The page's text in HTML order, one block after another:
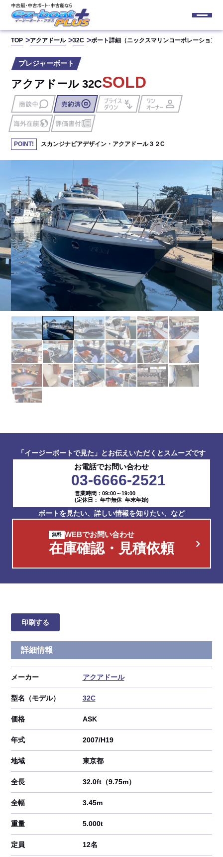
TOP アクアドール 32C ボート詳細（ニックスマリンコーポレーション
プレジャーボート
アクアドール 32CSOLD
スカンジナビアデザイン・アクアドール３２C
「イージーボートで見た」とお伝えいただくとスムーズです
お電話でお問い合わせ
03-6666-2521
営業時間：09:00～19:00
(定休日： 年中無休 年末年始)
ボートを見たい、詳しい情報を知りたい、など
WEBでお問い合わせ
在庫確認・見積依頼
印刷する
詳細情報
メーカー アクアドール
型名（モデル） 32C
価格 ASK
年式 2007/H19
地域 東京都
全長 32.0ft（9.75m）
全幅 3.45m
重量 5.000t
定員 12名